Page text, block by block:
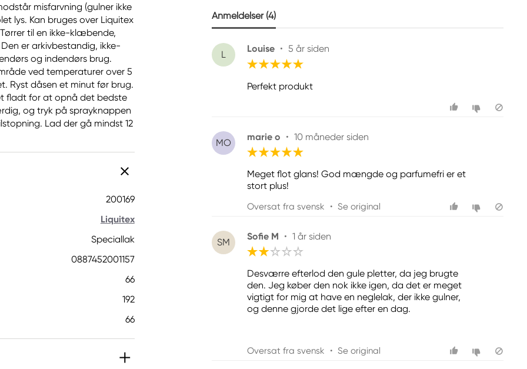
misfarvning (gulner ikke
lys. Kan bruges over Liquitex
til en ikke-klæbende,
er arkivbestandig, ikke-
og indendørs brug.
ved temperaturer over 5
Ryst dåsen et minut før brug.
fladt for at opnå det bedste
og tryk på sprayknappen
Lad der gå mindst 12
200169
Liquitex
Speciallak
0887452001157
66
192
66
Anmeldelser (4)
L
Louise • 5 år siden
Perfekt produkt
MO
marie o • 10 måneder siden
Meget flot glans! God mængde og parfumefri er et
stort plus!
Oversat fra svensk • Se original
SM
Sofie M • 1 år siden
Desværre efterlod den gule pletter, da jeg brugte
den. Jeg køber den nok ikke igen, da det er meget
vigtigt for mig at have en neglelak, der ikke gulner,
og denne gjorde det lige efter en dag.
Oversat fra svensk • Se original